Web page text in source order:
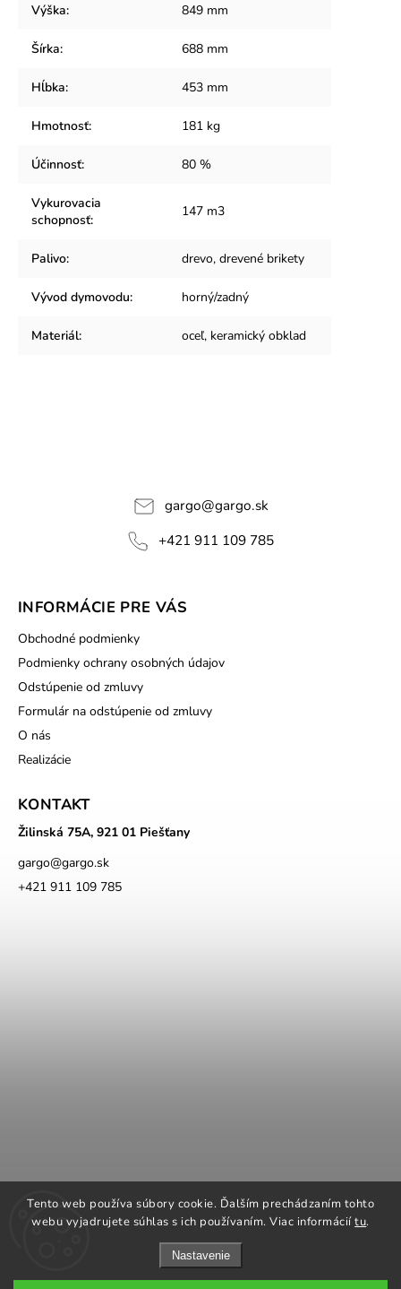
Tento web používa súbory cookie. Ďalším prechádzaním tohto
webu vyjadrujete súhlas s ich používaním. Viac informáciítu.
Nastavenie
Výška: 849 mm
Šírka: 688 mm
Hĺbka: 453 mm
Hmotnosť: 181 kg
Účinnosť: 80 %
Vykurovacia
schopnosť:
147 m3
Palivo: drevo, drevené brikety
Vývod dymovodu: horný/zadný
Materiál: oceľ, keramický obklad
gargo@gargo.sk
+421 911 109 785
INFORMÁCIE PRE VÁS
Obchodné podmienky
Podmienky ochrany osobných údajov
Odstúpenie od zmluvy
Formulár na odstúpenie od zmluvy
O nás
Realizácie
KONTAKT
Žilinská 75A, 921 01 Piešťany
gargo@gargo.sk
+421 911 109 785
ROMOTOP Kachle a vložky
NAPOLEON grily